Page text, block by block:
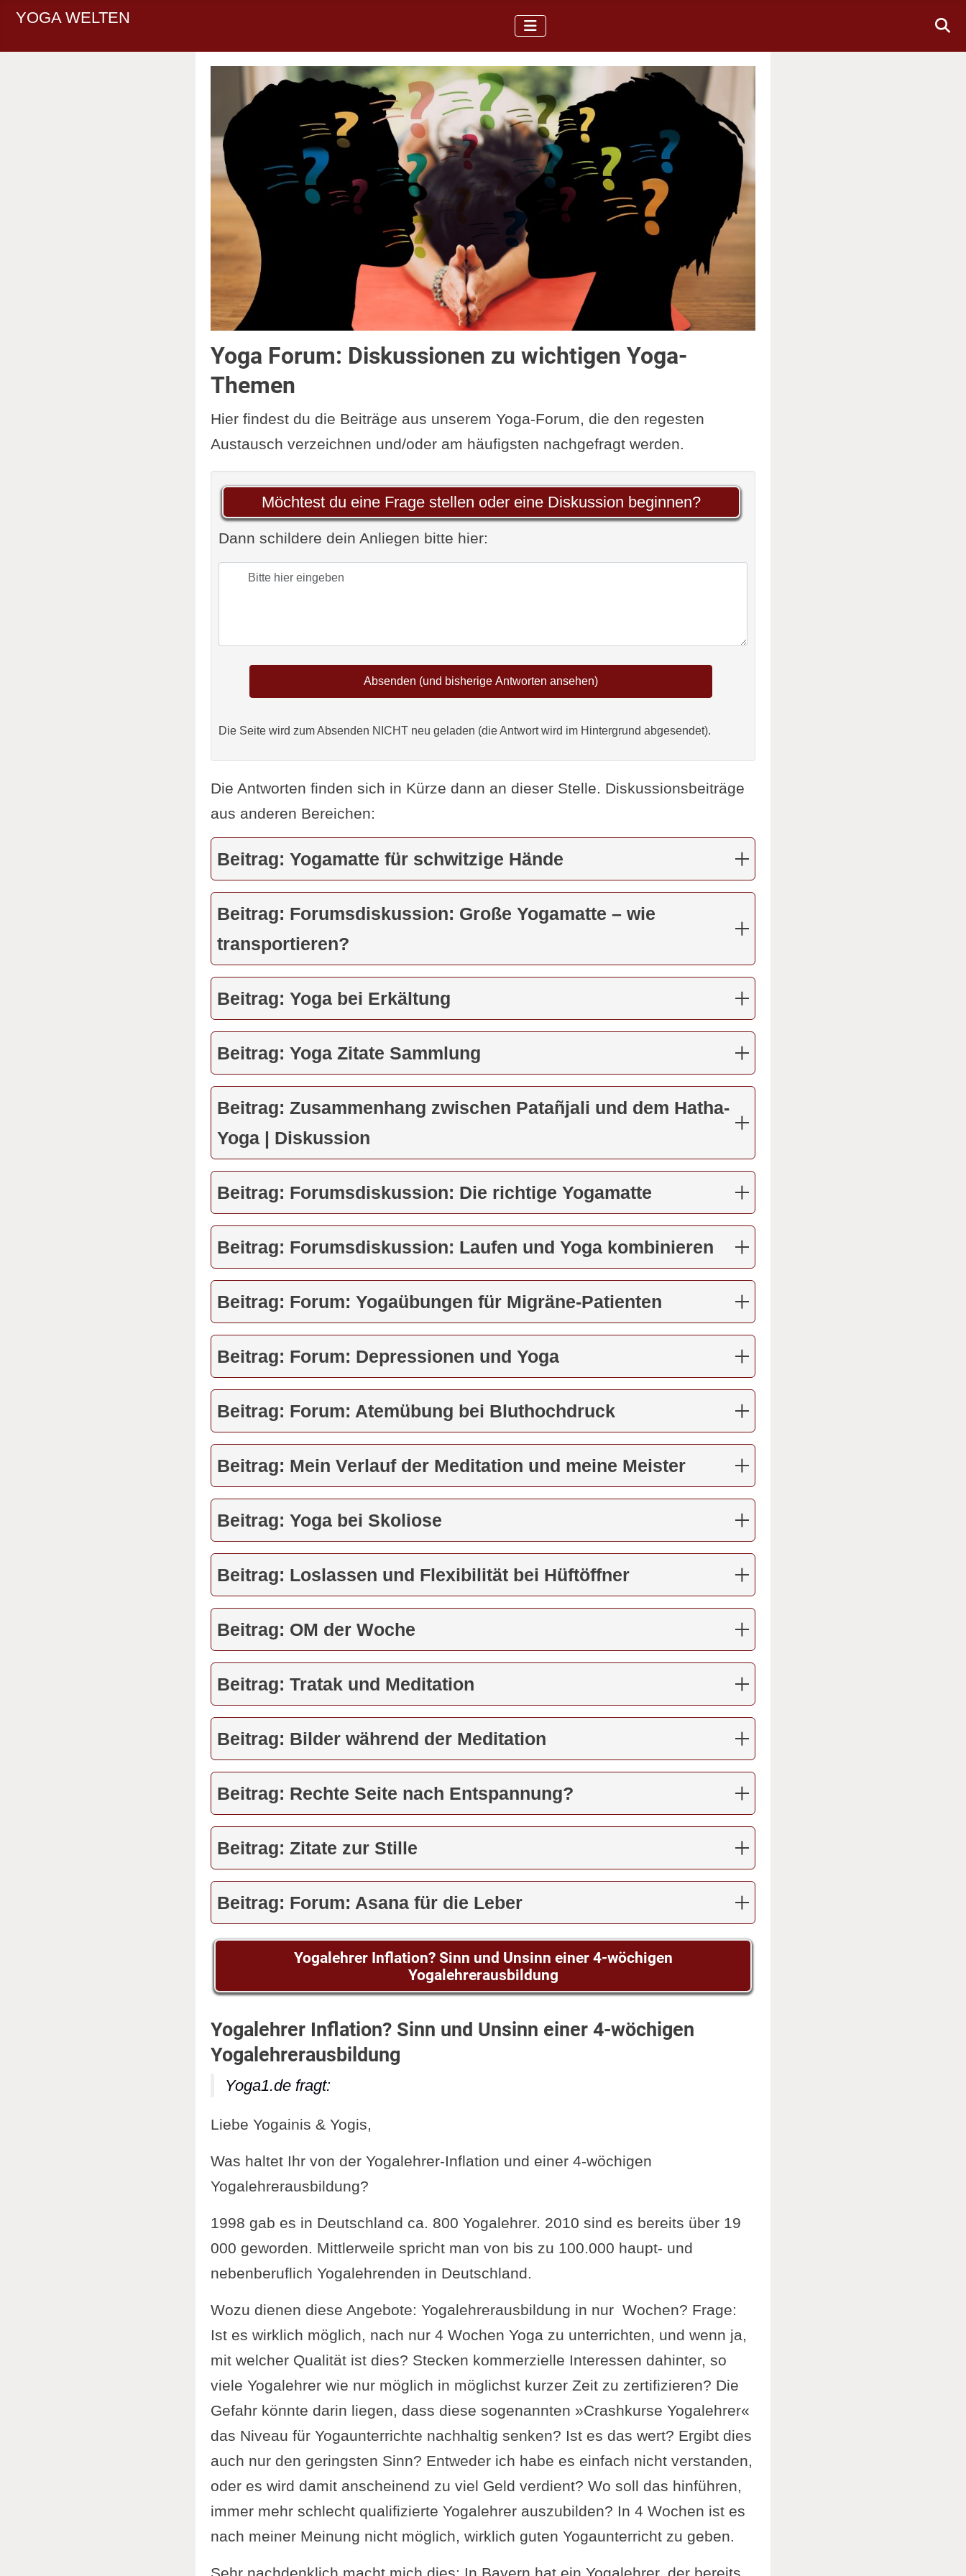
YOGA WELTEN
Yoga Forum: Diskussionen zu wichtigen Yoga-
Themen
Hier findest du die Beiträge aus unserem Yoga-Forum, die den regesten
Austausch verzeichnen und/oder am häufigsten nachgefragt werden.
Möchtest du eine Frage stellen oder eine Diskussion beginnen?
Dann schildere dein Anliegen bitte hier:
Die Seite wird zum Absenden NICHT neu geladen (die Antwort wird im Hintergrund abgesendet).
Die Antworten finden sich in Kürze dann an dieser Stelle. Diskussionsbeiträge
aus anderen Bereichen:
Beitrag: Yogamatte für schwitzige Hände
Beitrag: Forumsdiskussion: Große Yogamatte – wie
transportieren?
Beitrag: Yoga bei Erkältung
Beitrag: Yoga Zitate Sammlung
Beitrag: Zusammenhang zwischen Patañjali und dem Hatha-
Yoga | Diskussion
Beitrag: Forumsdiskussion: Die richtige Yogamatte
Beitrag: Forumsdiskussion: Laufen und Yoga kombinieren
Beitrag: Forum: Yogaübungen für Migräne-Patienten
Beitrag: Forum: Depressionen und Yoga
Beitrag: Forum: Atemübung bei Bluthochdruck
Beitrag: Mein Verlauf der Meditation und meine Meister
Beitrag: Yoga bei Skoliose
Beitrag: Loslassen und Flexibilität bei Hüftöffner
Beitrag: OM der Woche
Beitrag: Tratak und Meditation
Beitrag: Bilder während der Meditation
Beitrag: Rechte Seite nach Entspannung?
Beitrag: Zitate zur Stille
Beitrag: Forum: Asana für die Leber
Yogalehrer Inflation? Sinn und Unsinn einer 4-wöchigen
Yogalehrerausbildung
Yogalehrer Inflation? Sinn und Unsinn einer 4-wöchigen
Yogalehrerausbildung
Yoga1.de fragt:
Liebe Yogainis & Yogis,
Was haltet Ihr von der Yogalehrer-Inflation und einer 4-wöchigen
Yogalehrerausbildung?
1998 gab es in Deutschland ca. 800 Yogalehrer. 2010 sind es bereits über 19
000 geworden. Mittlerweile spricht man von bis zu 100.000 haupt- und
nebenberuflich Yogalehrenden in Deutschland.
Wozu dienen diese Angebote: Yogalehrerausbildung in nur Wochen? Frage:
Ist es wirklich möglich, nach nur 4 Wochen Yoga zu unterrichten, und wenn ja,
mit welcher Qualität ist dies? Stecken kommerzielle Interessen dahinter, so
viele Yogalehrer wie nur möglich in möglichst kurzer Zeit zu zertifizieren? Die
Gefahr könnte darin liegen, dass diese sogenannten »Crashkurse Yogalehrer«
das Niveau für Yogaunterrichte nachhaltig senken? Ist es das wert? Ergibt dies
auch nur den geringsten Sinn? Entweder ich habe es einfach nicht verstanden,
oder es wird damit anscheinend zu viel Geld verdient? Wo soll das hinführen,
immer mehr schlecht qualifizierte Yogalehrer auszubilden? In 4 Wochen ist es
nach meiner Meinung nicht möglich, wirklich guten Yogaunterricht zu geben.
Sehr nachdenklich macht mich dies: In Bayern hat ein Yogalehrer, der bereits